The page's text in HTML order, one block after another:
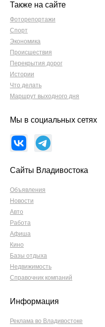
Также на сайте
Фоторепортажи
Спорт
Экономика
Происшествия
Перекрытия дорог
Истории
Что делать
Маршрут выходного дня
Мы в социальных сетях
Сайты Владивостока
Объявления
Новости
Авто
Работа
Афиша
Кино
Базы отдыха
Недвижимость
Справочник компаний
Информация
Реклама во Владивостоке